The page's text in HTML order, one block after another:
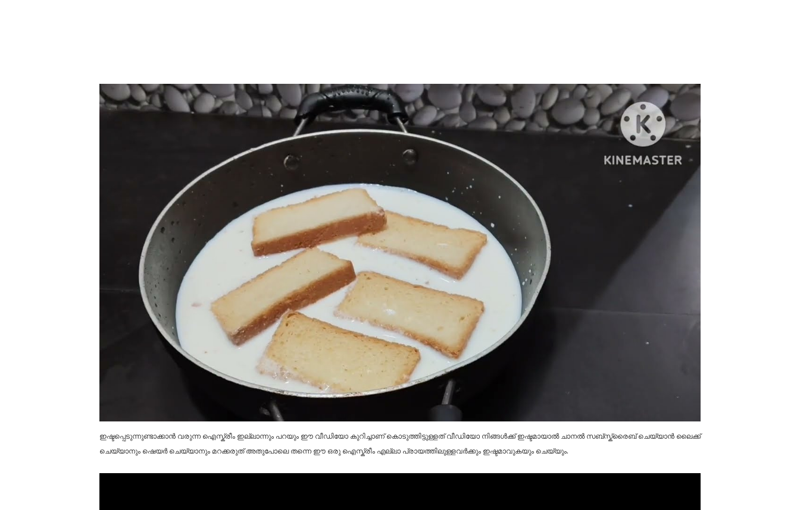
ഇഷ്ടപ്പെടുന്നുണ്ടാക്കാൻ വരുന്ന ഐസ്ക്രീം ഇല്ലാന്നും പറയും ഈ വീഡിയോ കുറിച്ചാണ് കൊടുത്തിട്ടുള്ളത് വീഡിയോ നിങ്ങൾക്ക് ഇഷ്ടമായാൽ ചാനൽ സബ്സ്ക്രൈബ് ചെയ്യാൻ ലൈക്ക്
ചെയ്യാനും ഷെയർ ചെയ്യാനും മറക്കരുത് അതുപോലെ തന്നെ ഈ ഒരു ഐസ്ക്രീം എല്ലാ പ്രായത്തിലുള്ളവർക്കും ഇഷ്ടമാവുകയും ചെയ്യും.